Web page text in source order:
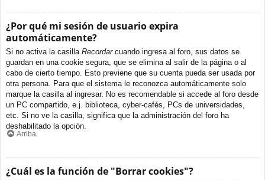
¿Por qué mi sesión de usuario expira
automáticamente?
Si no activa la casilla Recordarcuando ingresa al foro, sus datos se
guardan en una cookie segura, que se elimina al salir de la página o al
cabo de cierto tiempo. Esto previene que su cuenta pueda ser usada por
otra persona. Para que el sistema le reconozca automáticamente solo
marque la casilla al ingresar. No es recomendable si accede al foro desde
un PC compartido, e.j. biblioteca, cyber-cafés, PCs de universidades,
etc. Si no ve la casilla, significa que la administración del foro ha
deshabilitado la opción.
Arriba
¿Cuál es la función de "Borrar cookies"?